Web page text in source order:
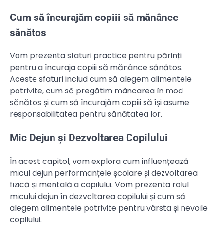
Cum să încurajăm copiii să mănânce
sănătos
Vom prezenta sfaturi practice pentru părinți
pentru a încuraja copiii să mănânce sănătos.
Aceste sfaturi includ cum să alegem alimentele
potrivite, cum să pregătim mâncarea în mod
sănătos și cum să încurajăm copiii să își asume
responsabilitatea pentru sănătatea lor.
Mic Dejun și Dezvoltarea Copilului
În acest capitol, vom explora cum influențează
micul dejun performanțele școlare și dezvoltarea
fizică și mentală a copilului. Vom prezenta rolul
micului dejun în dezvoltarea copilului și cum să
alegem alimentele potrivite pentru vârsta și nevoile
copilului.